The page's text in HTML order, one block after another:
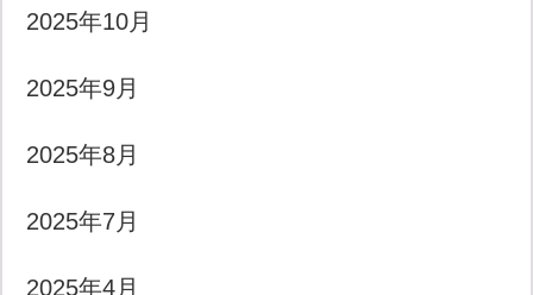
2025年10月
2025年9月
2025年8月
2025年7月
2025年4月